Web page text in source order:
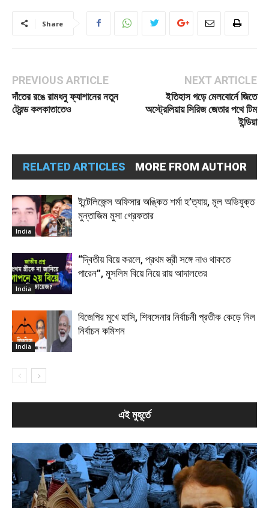
Share
PREVIOUS ARTICLE
দাঁতের রঙে রামধনু ফ্যাশানের নতুন
ট্রেন্ড কলকাতাতেও
NEXT ARTICLE
ইতিহাস গড়ে মেলবোর্নে জিতে
অস্ট্রেলিয়ায় সিরিজ জেতার পথে টিম
ইন্ডিয়া
RELATED ARTICLES MORE FROM AUTHOR
India
ইন্টেলিজেন্স অফিসার অঙ্কিত শর্মা হ’ত্যায়, মূল অভিযুক্ত
মুন্তাজিম মুসা গ্রেফতার
India
“দ্বিতীয় বিয়ে করলে, প্রথম স্ত্রী সঙ্গে নাও থাকতে
পারেন”, মুসলিম বিয়ে নিয়ে রায় আদালতের
India
বিজেপির মুখে হাসি, শিবসেনার নির্বাচনী প্রতীক কেড়ে নিল
নির্বাচন কমিশন
এই মুহূর্তে